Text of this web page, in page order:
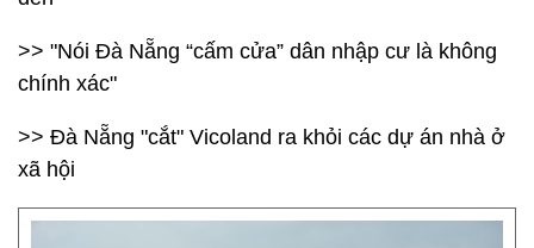
>> "Nói Đà Nẵng “cấm cửa” dân nhập cư là không
chính xác"
>> Đà Nẵng "cắt" Vicoland ra khỏi các dự án nhà ở
xã hội